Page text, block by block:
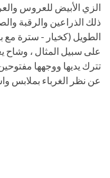
الزي الأبيض للعروس
ذلك الذراعين والرقبة
الطويل (كخيار - سترة مع
على سبيل المثال ، وشاح
تترك يديها ووجهها
عن نظر الغرباء بملابس